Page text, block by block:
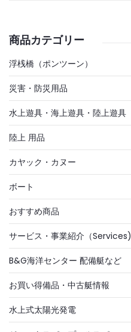
商品カテゴリー
浮桟橋（ポンツーン）
災害・防災用品
水上遊具・海上遊具・陸上遊具
陸上 用品
カヤック・カヌー
ボート
おすすめ商品
サービス・事業紹介（Services)
B&G海洋センター 配備艇など
お買い得備品・中古艇情報
水上式太陽光発電